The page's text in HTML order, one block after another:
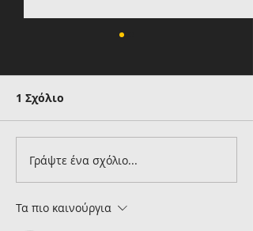
Έφτασε στην Αθήνα
για την ΑΕΚ ο Βιτάλις
1 Σχόλιο
Γράψτε ένα σχόλιο...
Τα πιο καινούργια